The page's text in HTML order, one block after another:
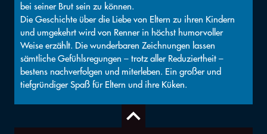
bei seiner Brut sein zu können.
Die Geschichte über die Liebe von Eltern zu ihren Kindern
und umgekehrt wird von Renner in höchst humorvoller
Weise erzählt. Die wunderbaren Zeichnungen lassen
sämtliche Gefühlsregungen – trotz aller Reduziertheit –
bestens nachverfolgen und miterleben. Ein großer und
tiefgründiger Spaß für Eltern und ihre Küken.